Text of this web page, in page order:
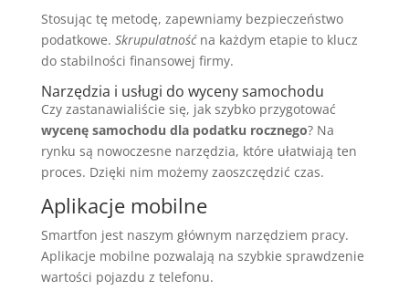
Stosując tę metodę, zapewniamy bezpieczeństwo
podatkowe. Skrupulatnośćna każdym etapie to klucz
do stabilności finansowej firmy.
Narzędzia i usługi do wyceny samochodu
Czy zastanawialiście się, jak szybko przygotować
wycenę samochodu dla podatku rocznego? Na
rynku są nowoczesne narzędzia, które ułatwiają ten
proces. Dzięki nim możemy zaoszczędzić czas.
Aplikacje mobilne
Smartfon jest naszym głównym narzędziem pracy.
Aplikacje mobilne pozwalają na szybkie sprawdzenie
wartości pojazdu z telefonu.